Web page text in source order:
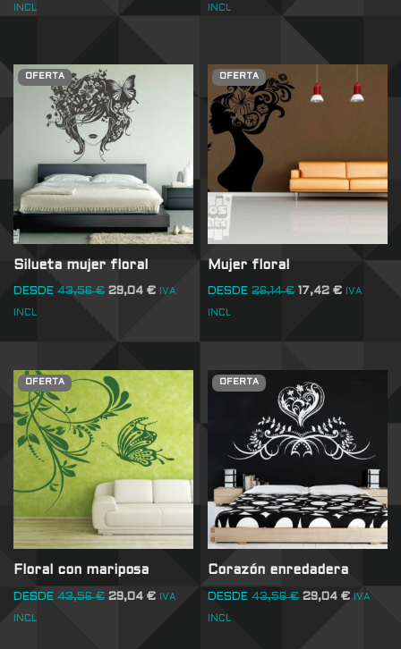
INCL INCL
OFERTA
Silueta mujer floral
DESDE 43,56€ 29,04 € IVA
INCL
OFERTA
Mujer floral
DESDE 26,14€ 17,42€ IVA
INCL
OFERTA
Floral con mariposa
DESDE 43,56€ 29,04 € IVA
INCL
OFERTA
Corazón enredadera
DESDE 43,56€ 29,04€ IVA
INCL